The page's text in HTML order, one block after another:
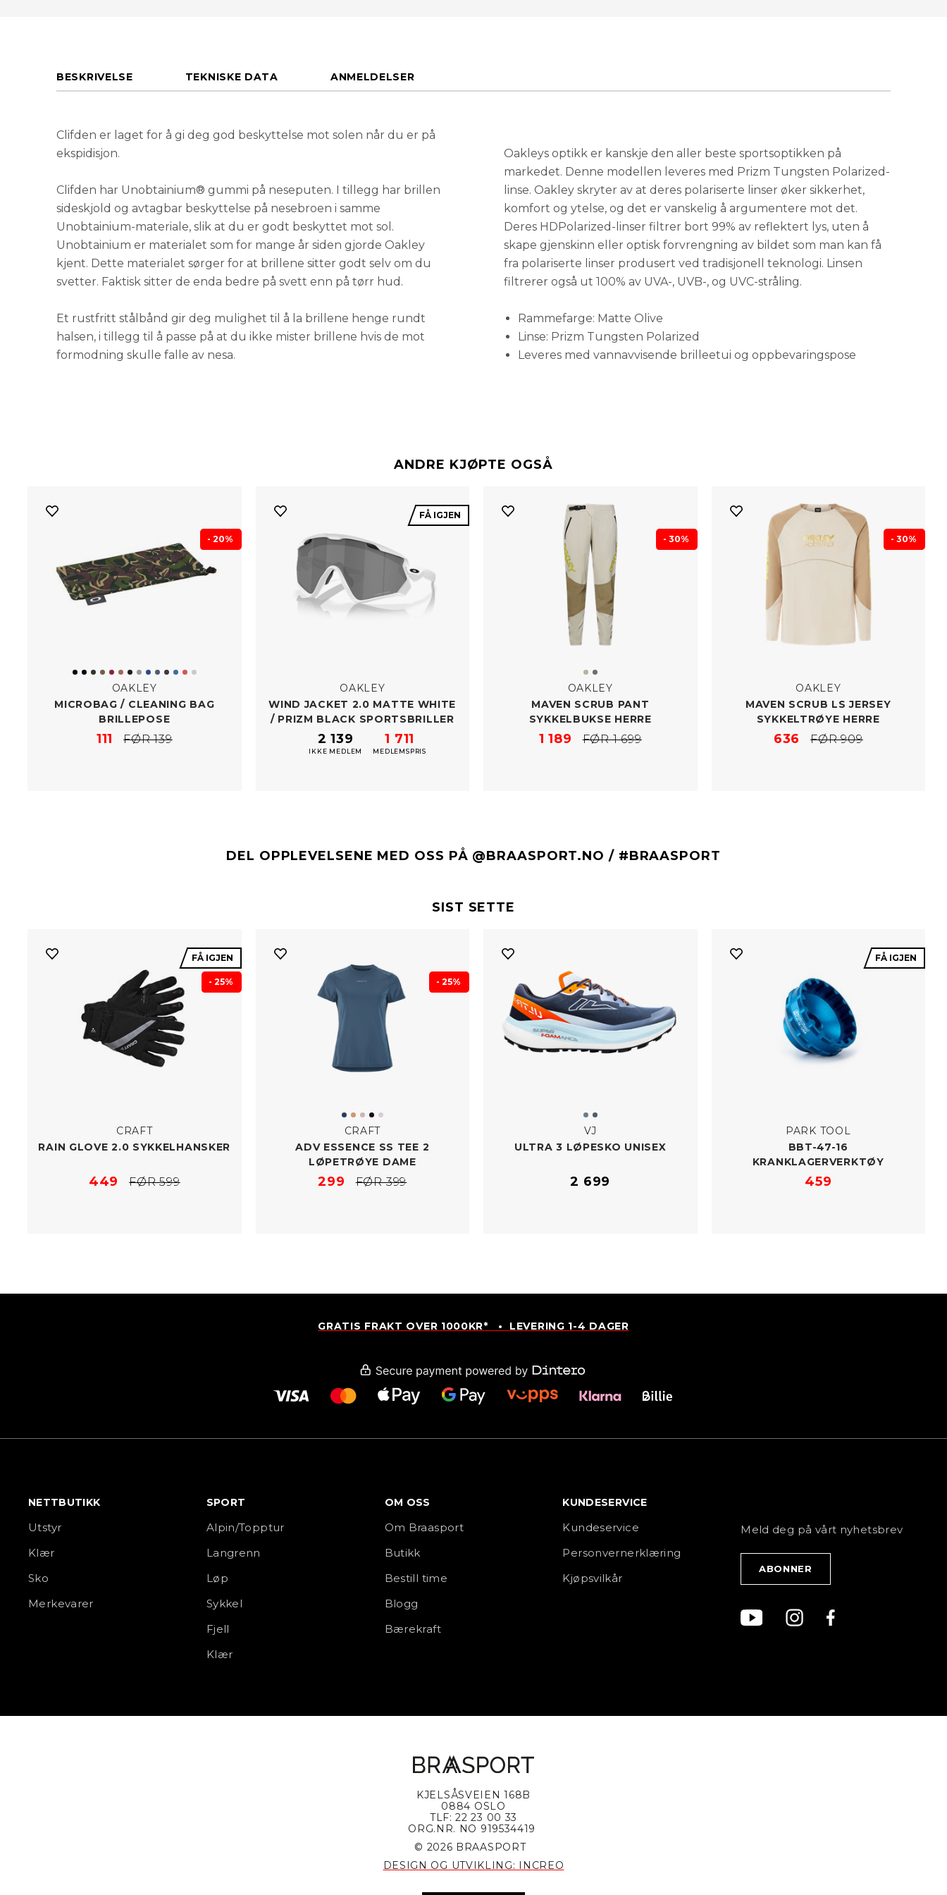
BESKRIVELSE TEKNISKE DATA ANMELDELSER
Clifden er laget for å gi deg god beskyttelse mot solen når du er på
ekspidisjon.
Clifden har Unobtainium® gummi på neseputen. I tillegg har brillen
sideskjold og avtagbar beskyttelse på nesebroen i samme
Unobtainium-materiale, slik at du er godt beskyttet mot sol.
Unobtainium er materialet som for mange år siden gjorde Oakley
kjent. Dette materialet sørger for at brillene sitter godt selv om du
svetter. Faktisk sitter de enda bedre på svett enn på tørr hud.
Et rustfritt stålbånd gir deg mulighet til å la brillene henge rundt
halsen, i tillegg til å passe på at du ikke mister brillene hvis de mot
formodning skulle falle av nesa.
Oakleys optikk er kanskje den aller beste sportsoptikken på
markedet. Denne modellen leveres med Prizm Tungsten Polarized-
linse. Oakley skryter av at deres polariserte linser øker sikkerhet,
komfort og ytelse, og det er vanskelig å argumentere mot det.
Deres HDPolarized-linser filtrer bort 99% av reflektert lys, uten å
skape gjenskinn eller optisk forvrengning av bildet som man kan få
fra polariserte linser produsert ved tradisjonell teknologi. Linsen
filtrerer også ut 100% av UVA-, UVB-, og UVC-stråling.
Rammefarge: Matte Olive
Linse: Prizm Tungsten Polarized
Leveres med vannavvisende brilleetui og oppbevaringspose
ANDRE KJØPTE OGSÅ
- 20%
OAKLEY
MICROBAG /​ CLEANING BAG
BRILLEPOSE
111 FØR 139
FÅ IGJEN
OAKLEY
WIND JACKET 2.0 MATTE WHITE
/​ PRIZM BLACK SPORTSBRILLER
2 139
IKKE MEDLEM
1 711
MEDLEMSPRIS
- 30%
OAKLEY
MAVEN SCRUB PANT
SYKKELBUKSE HERRE
1 189 FØR 1 699
- 30%
OAKLEY
MAVEN SCRUB LS JERSEY
SYKKELTRØYE HERRE
636 FØR 909
DEL OPPLEVELSENE MED OSS PÅ @BRAASPORT.NO / #BRAASPORT
SIST SETTE
FÅ IGJEN
- 25%
CRAFT
RAIN GLOVE 2.0 SYKKELHANSKER
449 FØR 599
- 25%
CRAFT
ADV ESSENCE SS TEE 2
LØPETRØYE DAME
299 FØR 399
VJ
ULTRA 3 LØPESKO UNISEX
2 699
FÅ IGJEN
PARK TOOL
BBT-​47-16
KRANKLAGERVERKTØY
459
GRATIS FRAKT OVER 1000KR* • LEVERING 1-4 DAGER
NETTBUTIKK
Utstyr
Klær
Sko
Merkevarer
SPORT
Alpin/Topptur
Langrenn
Løp
Sykkel
Fjell
Klær
OM OSS
Om Braasport
Butikk
Bestill time
Blogg
Bærekraft
KUNDESERVICE
Kundeservice
Personvernerklæring
Kjøpsvilkår
Meld deg på vårt nyhetsbrev
KJELSÅSVEIEN 168B
0884 OSLO
TLF: 22 23 00 33
ORG.NR. NO 919534419
© 2026 BRAASPORT
DESIGN OG UTVIKLING: INCREO